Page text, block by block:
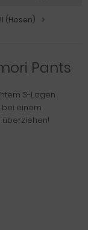
(Hosen)
Pants
3-Lagen
bei einem